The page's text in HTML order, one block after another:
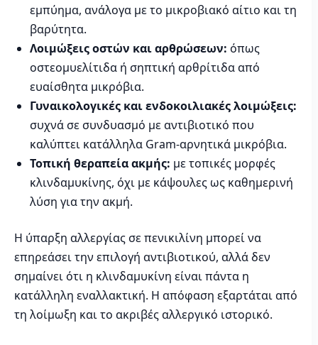
εμπύημα, ανάλογα με το μικροβιακό αίτιο και τη
βαρύτητα.
Λοιμώξεις οστών και αρθρώσεων: όπως
οστεομυελίτιδα ή σηπτική αρθρίτιδα από
ευαίσθητα μικρόβια.
Γυναικολογικές και ενδοκοιλιακές λοιμώξεις:
συχνά σε συνδυασμό με αντιβιοτικό που
καλύπτει κατάλληλα Gram-αρνητικά μικρόβια.
Τοπική θεραπεία ακμής: με τοπικές μορφές
κλινδαμυκίνης, όχι με κάψουλες ως καθημερινή
λύση για την ακμή.
Η ύπαρξη αλλεργίας σε πενικιλίνη μπορεί να
επηρεάσει την επιλογή αντιβιοτικού, αλλά δεν
σημαίνει ότι η κλινδαμυκίνη είναι πάντα η
κατάλληλη εναλλακτική. Η απόφαση εξαρτάται από
τη λοίμωξη και το ακριβές αλλεργικό ιστορικό.